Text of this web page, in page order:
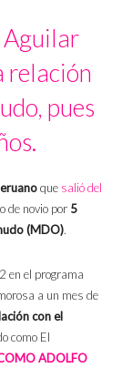
Aguilar
relación
pues
que salió del
de novio por 5
(MDO).
en el programa
a un mes de
con el
como El
ADOLFO